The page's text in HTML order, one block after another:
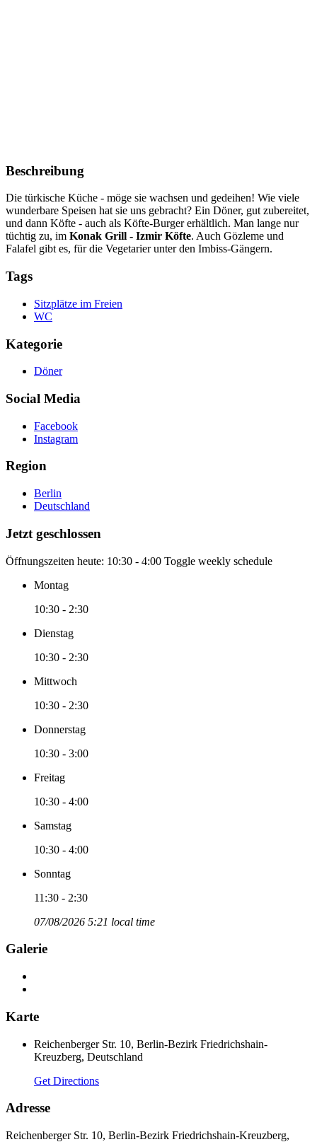
Beschreibung
Die türkische Küche - möge sie wachsen und gedeihen! Wie viele
wunderbare Speisen hat sie uns gebracht? Ein Döner, gut zubereitet,
und dann Köfte - auch als Köfte-Burger erhältlich. Man lange nur
tüchtig zu, im Konak Grill - Izmir Köfte. Auch Gözleme und
Falafel gibt es, für die Vegetarier unter den Imbiss-Gängern.
Tags
Sitzplätze im Freien
WC
Kategorie
Döner
Social Media
Facebook
Instagram
Region
Berlin
Deutschland
Jetzt geschlossen
Öffnungszeiten heute: 10:30 - 4:00 Toggle weekly schedule
Montag
10:30 - 2:30
Dienstag
10:30 - 2:30
Mittwoch
10:30 - 2:30
Donnerstag
10:30 - 3:00
Freitag
10:30 - 4:00
Samstag
10:30 - 4:00
Sonntag
11:30 - 2:30
07/08/2026 5:21 local time
Galerie
Karte
Reichenberger Str. 10, Berlin-Bezirk Friedrichshain-
Kreuzberg, Deutschland
Get Directions
Adresse
Reichenberger Str. 10, Berlin-Bezirk Friedrichshain-Kreuzberg,